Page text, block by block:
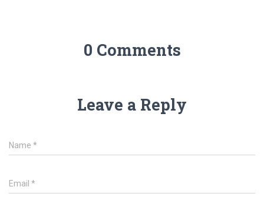
0 Comments
Leave a Reply
Name *
Email *